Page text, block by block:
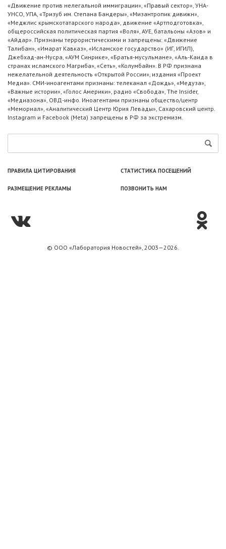
«Движение против нелегальной иммиграции», «Правый сектор», УНА-
УНСО, УПА, «Тризуб им. Степана Бандеры», «Мизантропик дивижн»,
«Меджлис крымскотатарского народа», движение «Артподготовка»,
общероссийская политическая партия «Воля», АУЕ, батальоны «Азов» и
«Айдар». Признаны террористическими и запрещены: «Движение
Талибан», «Имарат Кавказ», «Исламское государство» (ИГ, ИГИЛ),
Джебхад-ан-Нусра, «АУМ Синрике», «Братья-мусульмане», «Аль-Каида в
странах исламского Магриба», «Сеть», «Колумбайн». В РФ признана
нежелательной деятельность «Открытой России», издания «Проект
Медиа». СМИ-иноагентами признаны: телеканал «Дождь», «Медуза»,
«Важные истории», «Голос Америки», радио «Свобода», The Insider,
«Медиазона», ОВД-инфо. Иноагентами признаны общество/центр
«Мемориал», «Аналитический Центр Юрия Левады», Сахаровский центр.
Instagram и Facebook (Metа) запрещены в РФ за экстремизм.
ПРАВИЛА ЦИТИРОВАНИЯ СТАТИСТИКА ПОСЕЩЕНИЙ
РАЗМЕЩЕНИЕ РЕКЛАМЫ ПОЗВОНИТЬ НАМ
© ООО «Лаборатория Новоcтей», 2003—2026.